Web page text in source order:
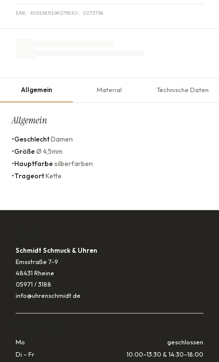
EAN: 4061845194275SKU: 0273784
Allgemein Material Technische Daten
Allgemein
•GeschlechtDamen
•GrößeØ 4,5mm
•Hauptfarbesilberfarben
•TrageortKette
Schmidt Schmuck & Uhren
Emsstraße 7-9
48431 Rheine
05971 / 3188
info@uhrenschmidt.de
Mo
geschlossen
Di – Fr
10:00–13:30 & 14:30–18:00